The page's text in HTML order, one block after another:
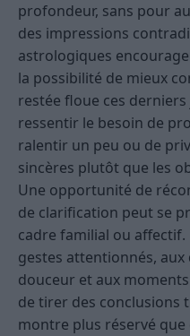
profondeur, sans pour
des impressions
astrologiques
la possibilité de mieux
restée floue ces
ressentir le besoin de
ralentir un peu ou de
sincères plutôt que les
Une opportunité de
de clarification peut se
cadre familial ou
gestes attentionnés, aux
douceur et aux
de tirer des conclusions
montre plus réservé que